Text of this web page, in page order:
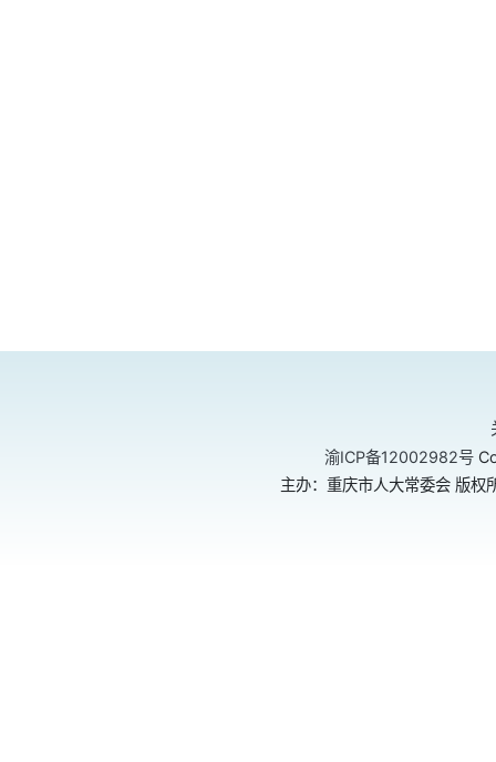
渝ICP备12002982号
主办：重庆市人大常委会 版